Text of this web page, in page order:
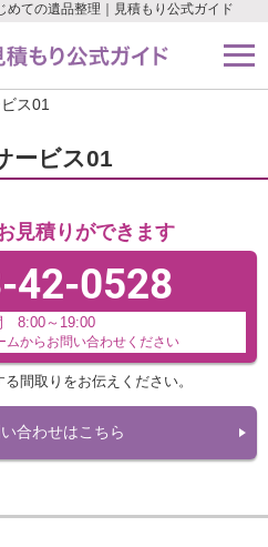
めての遺品整理｜見積もり公式ガイド
ス01
ービス01
見積りができます
42-0528
8:00～19:00
からお問い合わせください
間取りをお伝えください。
合わせはこちら